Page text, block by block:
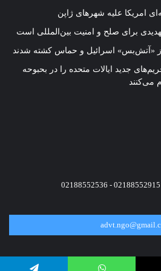
سازمان‌ها و نهاد‌های
مسئول و
به‌شدت آسیب دیده شوند و
آگاهی‌بخش را در
کنند تا در مجامع
ملل متحد موضوعات مربوط
مسائل مربوط به صلح و
تصمیم گرفته است در روز
برای صلح و امنیت بین‌المللی است
جدید ایالات متحده را در بحبوحه
می‌کنند